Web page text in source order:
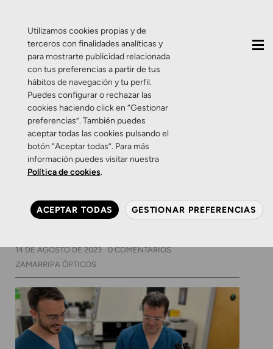
Etiqueta:lentes Orto-K
Eventos Lentes de contacto
Salud Visual
Zamarripa Ópticos
ayudarte a proteger tu salud
14 DE AGOSTO DE 2023
0 COMENTARIOS
ZAMARRIPA ÓPTICOS
Utilizamos cookies propias y de
terceros con finalidades analíticas y
para mostrarte publicidad relacionada
con tus preferencias a partir de tus
hábitos de navegación y tu perfil.
Puedes configurar o rechazar las
cookies haciendo click en “Gestionar
preferencias”. También puedes
aceptar todas las cookies pulsando el
botón “Aceptar todas”. Para más
información puedes visitar nuestra
Política de cookies.
ACEPTAR TODAS GESTIONAR PREFERENCIAS